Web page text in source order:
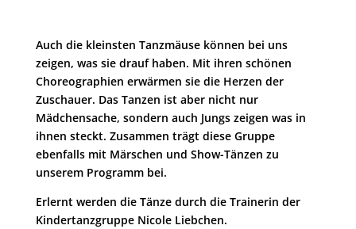
Auch die kleinsten Tanzmäuse können bei uns
zeigen, was sie drauf haben. Mit ihren schönen
Choreographien erwärmen sie die Herzen der
Zuschauer. Das Tanzen ist aber nicht nur
Mädchensache, sondern auch Jungs zeigen was in
ihnen steckt. Zusammen trägt diese Gruppe
ebenfalls mit Märschen und Show-Tänzen zu
unserem Programm bei.
Erlernt werden die Tänze durch die Trainerin der
Kindertanzgruppe Nicole Liebchen.